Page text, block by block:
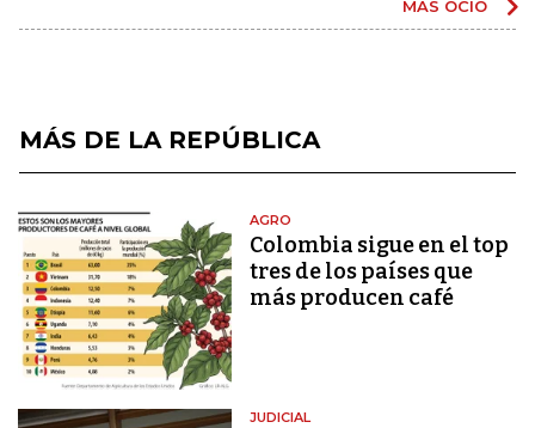
MÁS OCIO
MÁS DE LA REPÚBLICA
AGRO
Colombia sigue en el top
tres de los países que
más producen café
JUDICIAL